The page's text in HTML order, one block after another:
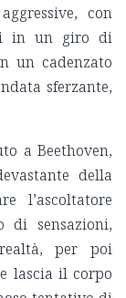
con
in un giro di
un cadenzato
sferzante,
a Beethoven,
della
l’ascoltatore
di sensazioni,
per poi
lascia il corpo